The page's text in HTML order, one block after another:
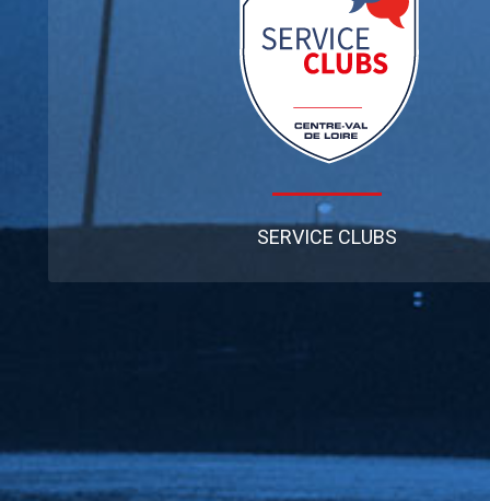
SERVICE CLUBS